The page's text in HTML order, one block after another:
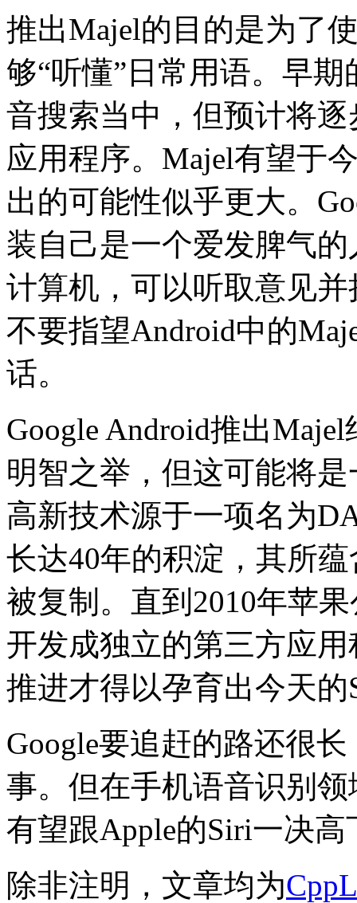
推出Majel的目的是为了
够“听懂”日常用语。早
音搜索当中，但预计将
应用程序。Majel有望于
出的可能性似乎更大。
装自己是一个爱发脾气
计算机，可以听取意见
不要指望Android中的
话。
Google Android推出
明智之举，但这可能将
高新技术源于一项名为
长达40年的积淀，其所
被复制。直到2010年苹
开发成独立的第三方应
推进才得以孕育出今天的
Google要追赶的路还很
事。但在手机语音识别
有望跟Apple的Siri一决高
除非注明，文章均为